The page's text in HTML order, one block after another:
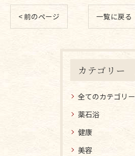
< 前のページ 一覧に戻る
カテゴリー
全てのカテゴリー
薬石浴
健康
美容